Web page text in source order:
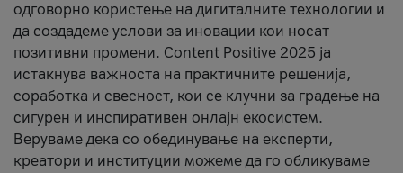
одговорно користење на дигиталните технологии и
да создадеме услови за иновации кои носат
позитивни промени. Content Positive 2025 ја
истакнува важноста на практичните решенија,
соработка и свесност, кои се клучни за градење на
сигурен и инспиративен онлајн екосистем.
Веруваме дека со обединување на експерти,
креатори и институции можеме да го обликуваме